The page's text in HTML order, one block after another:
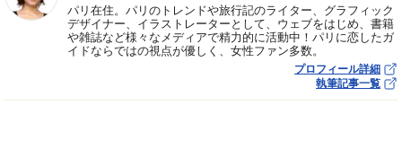
パリ在住。パリのトレンドや旅行記のライター、グラフィック
デザイナー、イラストレーターとして、ウェブをはじめ、書籍
や雑誌など様々なメディアで精力的に活動中！パリに恋したガ
イドならではの視点が優しく、女性ファン多数。
プロフィール詳細
執筆記事一覧